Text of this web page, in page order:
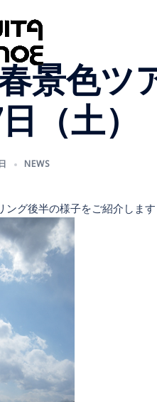
景色ツ
（土）
NEWS
ング後半の様子をご紹介しま